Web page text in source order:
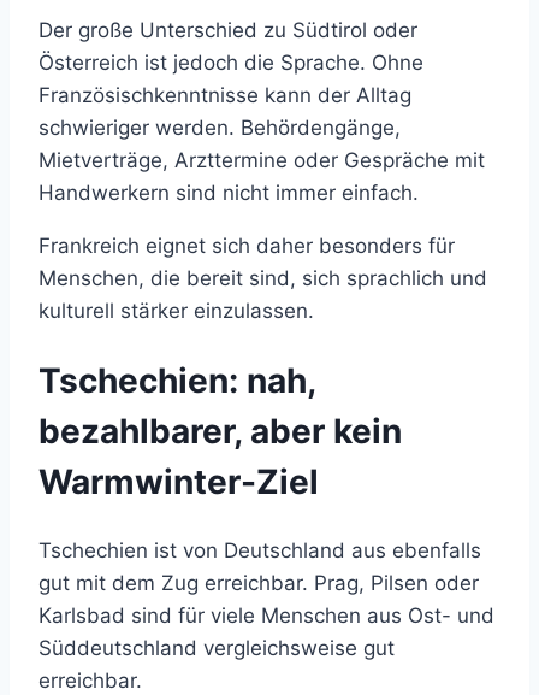
Der große Unterschied zu Südtirol oder
Österreich ist jedoch die Sprache. Ohne
Französischkenntnisse kann der Alltag
schwieriger werden. Behördengänge,
Mietverträge, Arzttermine oder Gespräche mit
Handwerkern sind nicht immer einfach.
Frankreich eignet sich daher besonders für
Menschen, die bereit sind, sich sprachlich und
kulturell stärker einzulassen.
Tschechien: nah,
bezahlbarer, aber kein
Warmwinter-Ziel
Tschechien ist von Deutschland aus ebenfalls
gut mit dem Zug erreichbar. Prag, Pilsen oder
Karlsbad sind für viele Menschen aus Ost- und
Süddeutschland vergleichsweise gut
erreichbar.